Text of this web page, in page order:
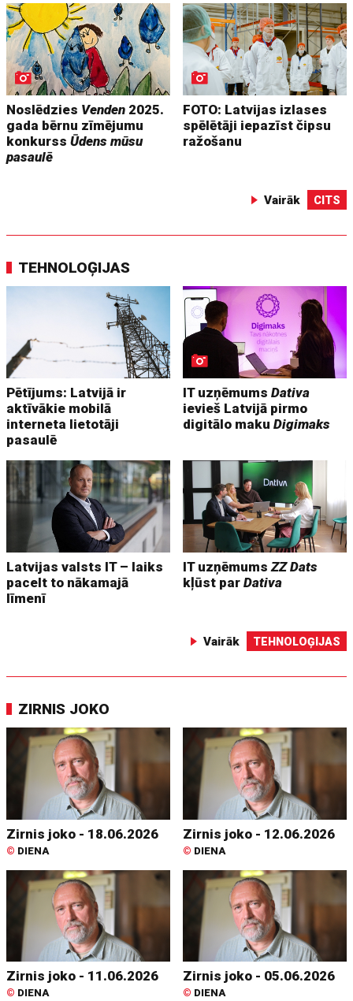
Noslēdzies Venden 2025.
gada bērnu zīmējumu
konkurssŪdens mūsu
pasaulē
FOTO: Latvijas izlases
spēlētāji iepazīst čipsu
ražošanu
Vairāk CITS
TEHNOLOĢIJAS
Pētījums: Latvijā ir
aktīvākie mobilā
interneta lietotāji
pasaulē
IT uzņēmumsDativa
ievieš Latvijā pirmo
digitālo makuDigimaks
Latvijas valsts IT – laiks
pacelt to nākamajā
līmenī
IT uzņēmumsZZ Dats
kļūst parDativa
Vairāk TEHNOLOĢIJAS
ZIRNIS JOKO
Zirnis joko - 18.06.2026
© DIENA
Zirnis joko - 12.06.2026
© DIENA
Zirnis joko - 11.06.2026
© DIENA
Zirnis joko - 05.06.2026
© DIENA